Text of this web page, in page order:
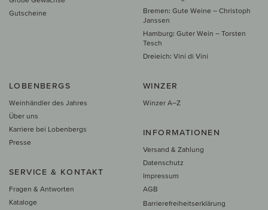
Gutscheine
Bremen: Gute Weine – Christoph
Janssen
Hamburg: Guter Wein – Torsten
Tesch
Dreieich: Vini di Vini
LOBENBERGS
Weinhändler des Jahres
Über uns
Karriere bei Lobenbergs
Presse
SERVICE & KONTAKT
Fragen & Antworten
Kataloge
WINZER
Winzer A–Z
INFORMATIONEN
Versand & Zahlung
Datenschutz
Impressum
AGB
Barrierefreiheitserklärung